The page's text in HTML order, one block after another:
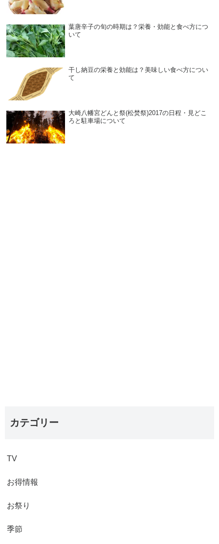
葉唐辛子の旬の時期は？栄養・効能と食べ方につ
いて
干し納豆の栄養と効能は？美味しい食べ方につい
て
大崎八幡宮どんと祭(松焚祭)2017の日程・見どこ
ろと駐車場について
カテゴリー
TV
お得情報
お祭り
季節